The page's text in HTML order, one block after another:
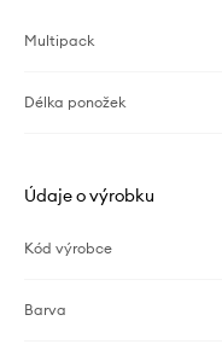
Multipack
Délka ponožek
Údaje o výrobku
Kód výrobce
Barva